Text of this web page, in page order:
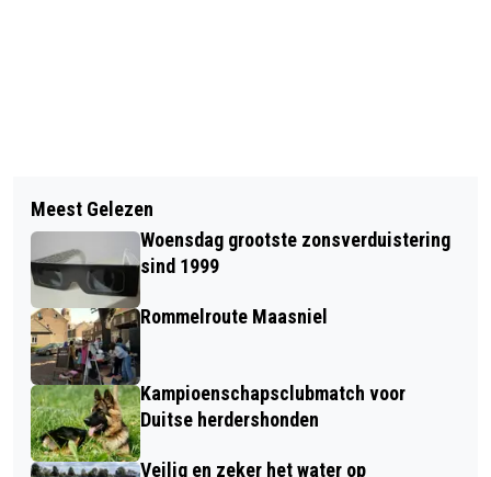
ZÉGK UT MIT BLOME VAN ÖMER - UT
BLEUMKE DEES WAEK VEUR CAMIL.
PROVINCIE ZET KOERS NAAR
TOEKOMSTBESTENDIGE
WONINGMARKT
Meest Gelezen
Woensdag grootste zonsverduistering
sind 1999
Rommelroute Maasniel
Kampioenschapsclubmatch voor
Duitse herdershonden
Veilig en zeker het water op